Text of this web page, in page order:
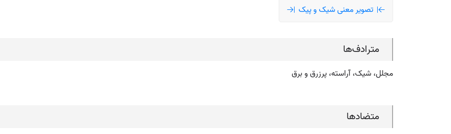
تصویر معنی شیک و پیک
مترادف‌ها
مجلل، شیک، آراسته، پرزرق و برق
متضادها